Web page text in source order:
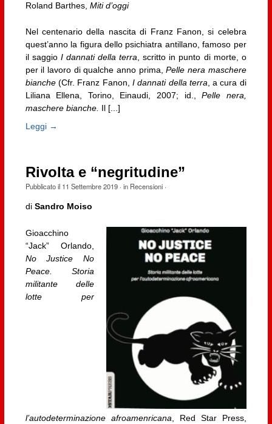
Roland Barthes, Miti d’oggi
Nel centenario della nascita di Franz Fanon, si celebra
quest’anno la figura dello psichiatra antillano, famoso per
il saggio I dannati della terra, scritto in punto di morte, o
per il lavoro di qualche anno prima,Pelle nera maschere
bianche(Cfr. Franz Fanon, I dannati della terra, a cura di
Liliana Ellena, Torino, Einaudi, 2007; id.,Pelle nera,
maschere bianche. Il [...]
Leggi →
Rivolta e “negritudine”
Pubblicato il 11 Settembre 2019· in Recensioni·
di Sandro Moiso
Gioacchino
“Jack” Orlando,
No Justice No
Peace. Storia
militante delle
lotte per
l’autodeterminazione afroamenricana, Red Star Press,